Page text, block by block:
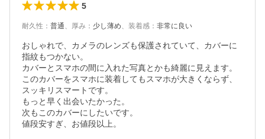
5
耐久性 ： 普通、 厚み ： 少し薄め、 装着感 ： 非常に良い
おしゃれで、カメラのレンズも保護されていて、カバーに
指紋もつかない。
カバーとスマホの間に入れた写真とかも綺麗に見えます。
このカバーをスマホに装着してもスマホが大きくならず、
スッキリスマートです。
もっと早く出会いたかった。
次もこのカバーにしたいです。
値段安すぎ、お値段以上。